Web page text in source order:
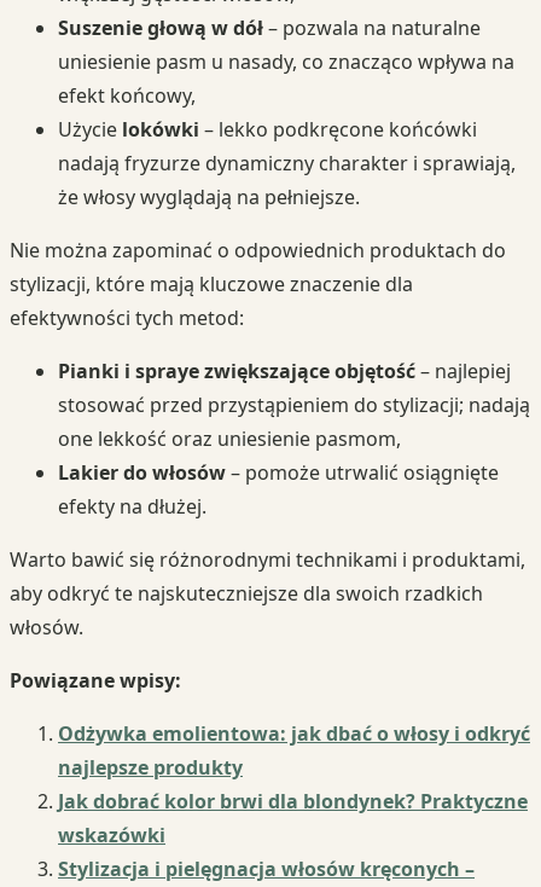
Suszenie głową w dół– pozwala na naturalne
uniesienie pasm u nasady, co znacząco wpływa na
efekt końcowy,
Użycie lokówki – lekko podkręcone końcówki
nadają fryzurze dynamiczny charakter i sprawiają,
że włosy wyglądają na pełniejsze.
Nie można zapominać o odpowiednich produktach do
stylizacji, które mają kluczowe znaczenie dla
efektywności tych metod:
Pianki i spraye zwiększające objętość– najlepiej
stosować przed przystąpieniem do stylizacji; nadają
one lekkość oraz uniesienie pasmom,
Lakier do włosów– pomoże utrwalić osiągnięte
efekty na dłużej.
Warto bawić się różnorodnymi technikami i produktami,
aby odkryć te najskuteczniejsze dla swoich rzadkich
włosów.
Powiązane wpisy:
Odżywka emolientowa: jak dbać o włosy i odkryć
najlepsze produkty
Jak dobrać kolor brwi dla blondynek? Praktyczne
wskazówki
Stylizacja i pielęgnacja włosów kręconych –